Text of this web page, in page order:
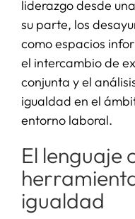
liderazgo desde
su parte, los
como espacios
el intercambio de
conjunta y el
igualdad en el
entorno laboral.
El lenguaje
igualdad